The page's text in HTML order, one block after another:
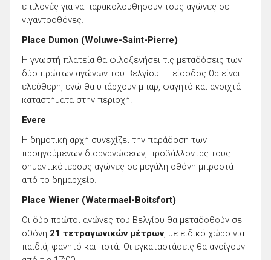
επιλογές για να παρακολουθήσουν τους αγώνες σε
γιγαντοοθόνες.
Place Dumon (Woluwe-Saint-Pierre)
Η γνωστή πλατεία θα φιλοξενήσει τις μεταδόσεις των
δύο πρώτων αγώνων του Βελγίου. Η είσοδος θα είναι
ελεύθερη, ενώ θα υπάρχουν μπαρ, φαγητό και ανοιχτά
καταστήματα στην περιοχή.
Evere
Η δημοτική αρχή συνεχίζει την παράδοση των
προηγούμενων διοργανώσεων, προβάλλοντας τους
σημαντικότερους αγώνες σε μεγάλη οθόνη μπροστά
από το δημαρχείο.
Place Wiener (Watermael-Boitsfort)
Οι δύο πρώτοι αγώνες του Βελγίου θα μεταδοθούν σε
οθόνη 21 τετραγωνικών μέτρων, με ειδικό χώρο για
παιδιά, φαγητό και ποτά. Οι εγκαταστάσεις θα ανοίγουν